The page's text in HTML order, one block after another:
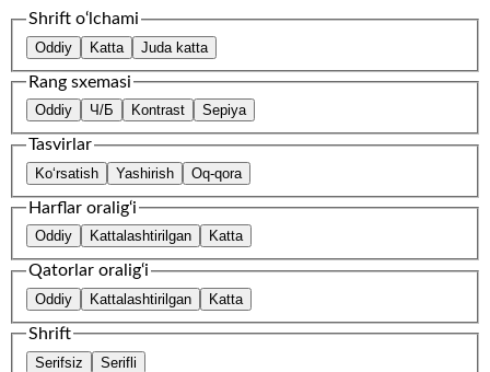
Shrift o‘lchami
Oddiy Katta Juda katta
Rang sxemasi
Oddiy Ч/Б Kontrast Sepiya
Tasvirlar
Ko‘rsatish Yashirish Oq-qora
Harflar oralig‘i
Oddiy Kattalashtirilgan Katta
Qatorlar oralig‘i
Oddiy Kattalashtirilgan Katta
Shrift
Serifsiz Serifli